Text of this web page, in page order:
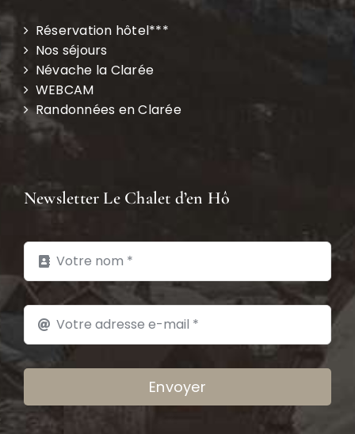
Réservation hôtel***
Nos séjours
Névache la Clarée
WEBCAM
Randonnées en Clarée
Newsletter Le Chalet d’en Hô
Envoyer